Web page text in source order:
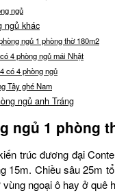
ngủ
ngủ khác
ngủ 1 phòng thờ 180m2
4 phòng ngủ mái Nhật
có 4 phòng ngủ
Tây ghé Nam
ngủ anh Tráng
ngủ 1 phòng
trúc đương đại
15m. Chiều sâu 25m
ngoại ô hay ở